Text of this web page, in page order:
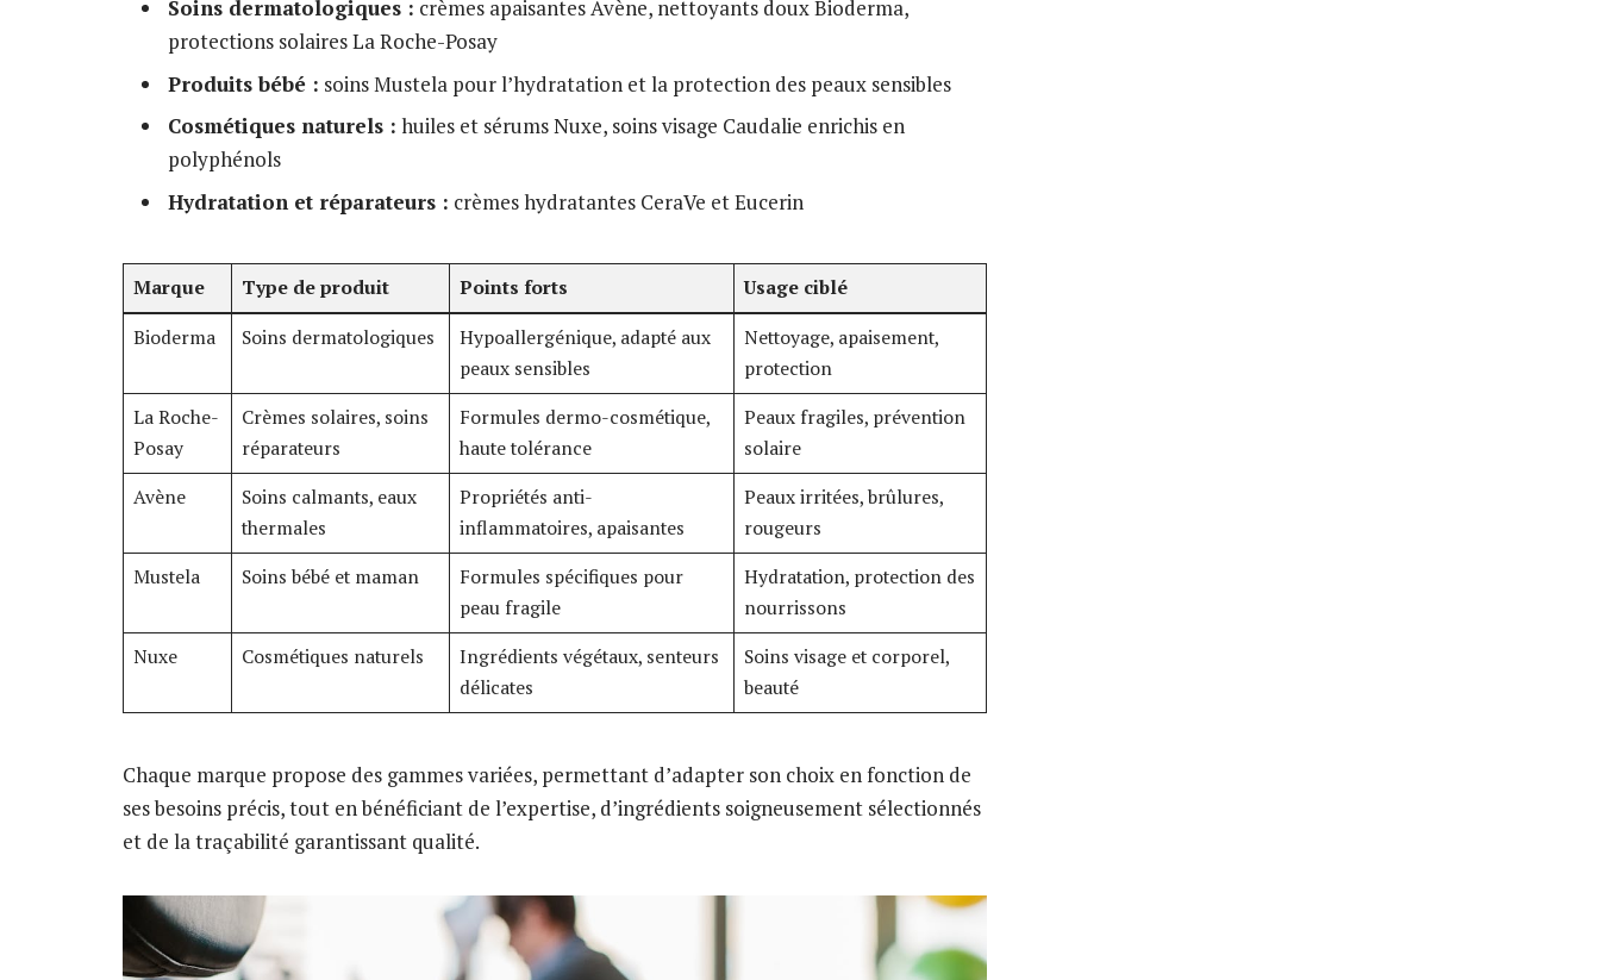
Soins dermatologiques : crèmes apaisantes Avène, nettoyants doux Bioderma,
protections solaires La Roche-Posay
Produits bébé : soins Mustela pour l’hydratation et la protection des peaux sensibles
Cosmétiques naturels : huiles et sérums Nuxe, soins visage Caudalie enrichis en
polyphénols
Hydratation et réparateurs : crèmes hydratantes CeraVe et Eucerin
Marque Type de produit Points forts
Usage ciblé
Bioderma
Soins dermatologiques
Hypoallergénique, adapté aux
peaux sensibles
Nettoyage, apaisement,
protection
La Roche-
Posay
Crèmes solaires, soins
réparateurs
Formules dermo-cosmétique,
haute tolérance
Peaux fragiles, prévention
solaire
Avène
Soins calmants, eaux
thermales
Propriétés anti-
inflammatoires, apaisantes
Peaux irritées, brûlures,
rougeurs
Mustela
Soins bébé et maman
Formules spécifiques pour
peau fragile
Hydratation, protection des
nourrissons
Nuxe
Cosmétiques naturels
Ingrédients végétaux, senteurs
délicates
Soins visage et corporel,
beauté
Chaque marque propose des gammes variées, permettant d’adapter son choix en fonction de
ses besoins précis, tout en bénéficiant de l’expertise, d’ingrédients soigneusement sélectionnés
et de la traçabilité garantissant qualité.